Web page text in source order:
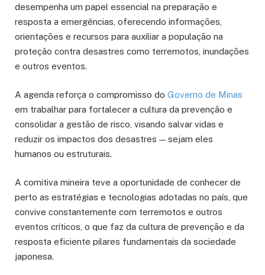
desempenha um papel essencial na preparação e
resposta a emergências, oferecendo informações,
orientações e recursos para auxiliar a população na
proteção contra desastres como terremotos, inundações
e outros eventos.
A agenda reforça o compromisso do Governo de Minas
em trabalhar para fortalecer a cultura da prevenção e
consolidar a gestão de risco, visando salvar vidas e
reduzir os impactos dos desastres — sejam eles
humanos ou estruturais.
A comitiva mineira teve a oportunidade de conhecer de
perto as estratégias e tecnologias adotadas no país, que
convive constantemente com terremotos e outros
eventos críticos, o que faz da cultura de prevenção e da
resposta eficiente pilares fundamentais da sociedade
japonesa.